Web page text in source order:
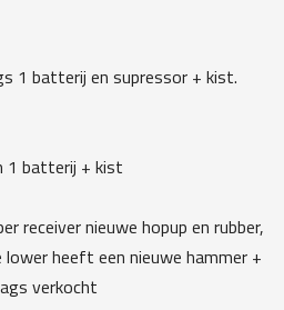
1 batterij en supressor + kist.
1 batterij + kist
receiver nieuwe hopup en rubber,
lower heeft een nieuwe hammer +
verkocht